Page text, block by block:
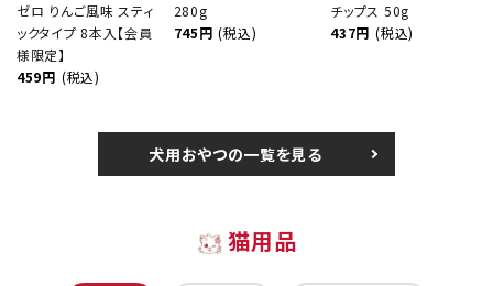
ゼロ りんご風味 スティ
ックタイプ 8本入【会員
様限定】
459円 (税込)
280g
745円 (税込)
チップス 50g
437円 (税込)
犬用おやつの一覧を見る
猫用品